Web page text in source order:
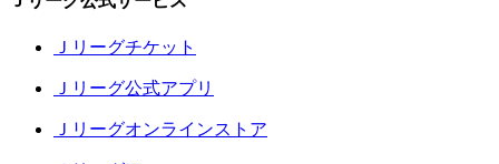
Ｊリーグチケット
Ｊリーグ公式アプリ
Ｊリーグオンラインストア